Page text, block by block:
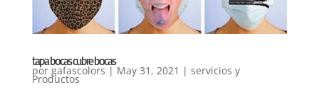
tapa bocas cubre bocas
por gafascolors | May 31, 2021 | servicios y
Productos